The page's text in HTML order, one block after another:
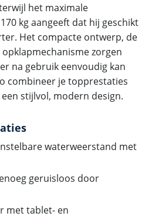
het maximale
kg aangeeft dat hij geschikt
Het compacte ontwerp, de
zorgen
na gebruik eenvoudig kan
combineer je topprestaties
stijlvol, modern design.
waterweerstand met
geruisloos door
met tablet- en